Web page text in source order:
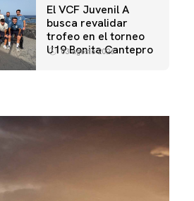
El VCF Juvenil A
busca revalidar
trofeo en el torneo
U19 Bonita Cantepro
03 agosto 2026